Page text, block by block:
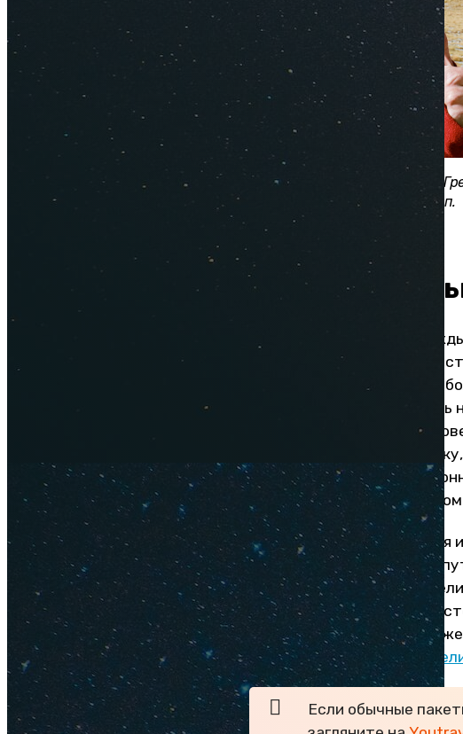
Самостоятельно съездить в
я на Плато муз на горе Олимп.
Мы ездили в Грецию
самостоятельное
, накатали
авто, а затем
посмотрели Салоники и
программа! Хотя,
Страна совершенно
философский отчет
об
Ну и как вы думаете, какая
были хороши. Приехав по
остров и прекрасно
Грецию (по туру или
организуете свой досуг
помогут наши
Если обычные